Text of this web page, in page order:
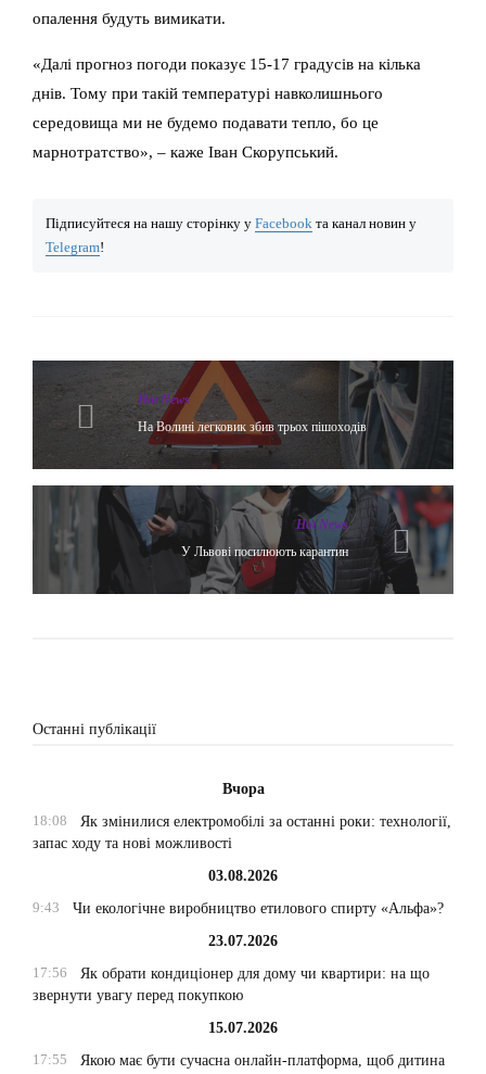
опалення будуть вимикати.
«Далі прогноз погоди показує 15-17 градусів на кілька
днів. Тому при такій температурі навколишнього
середовища ми не будемо подавати тепло, бо це
марнотратство», – каже Іван Скорупський.
Підписуйтеся на нашу сторінку у Facebook та канал новин у
Telegram!
Hot News
На Волині легковик збив трьох пішоходів
Hot News
У Львові посилюють карантин
Останні публікації
Вчора
18:08
Як змінилися електромобілі за останні роки: технології,
запас ходу та нові можливості
03.08.2026
9:43
Чи екологічне виробництво етилового спирту «Альфа»?
23.07.2026
17:56
Як обрати кондиціонер для дому чи квартири: на що
звернути увагу перед покупкою
15.07.2026
17:55
Якою має бути сучасна онлайн-платформа, щоб дитина